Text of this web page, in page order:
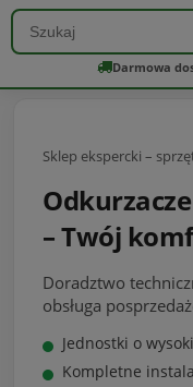
Darmowa
Sklep ekspercki –
– Twój
Doradztwo
obsługa
Jednostki o
Kompletne